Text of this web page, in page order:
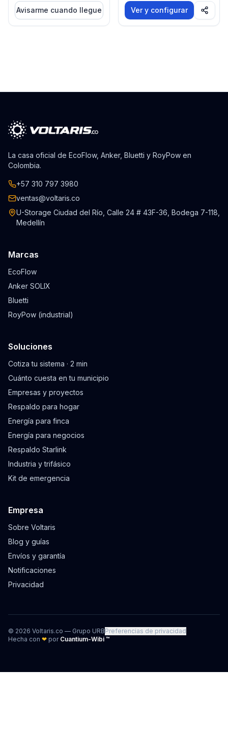
Avisarme cuando llegue Ver y configurar
La casa oficial de EcoFlow, Anker, Bluetti y RoyPow en
Colombia.
+57 310 797 3980
ventas@voltaris.co
U-Storage Ciudad del Río, Calle 24 # 43F-36, Bodega 7-118,
Medellín
Marcas
EcoFlow
Anker SOLIX
Bluetti
RoyPow (industrial)
Soluciones
Cotiza tu sistema · 2 min
Cuánto cuesta en tu municipio
Empresas y proyectos
Respaldo para hogar
Energía para finca
Energía para negocios
Respaldo Starlink
Industria y trifásico
Kit de emergencia
Empresa
Sobre Voltaris
Blog y guías
Envíos y garantía
Notificaciones
Privacidad
© 2026 Voltaris.co — Grupo URBPreferencias de privacidad
Hecha con ❤ por Cuantium-Wibi ™